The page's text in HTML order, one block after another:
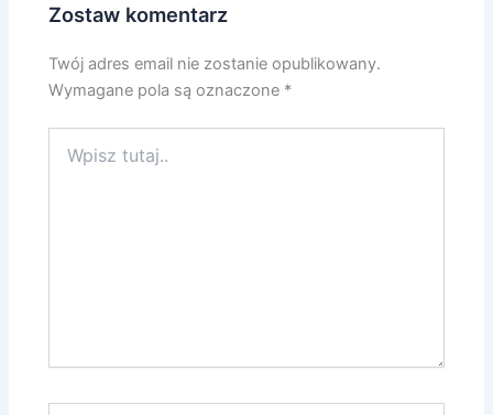
Zostaw komentarz
Twój adres email nie zostanie opublikowany.
Wymagane pola są oznaczone *
tutaj..